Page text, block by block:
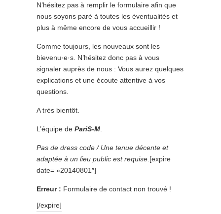
N’hésitez pas à remplir le formulaire afin que
nous soyons paré à toutes les éventualités et
plus à même encore de vous accueillir !
Comme toujours, les nouveaux sont les
bievenu·e·s. N’hésitez donc pas à vous
signaler auprès de nous : Vous aurez quelques
explications et une écoute attentive à vos
questions.
A très bientôt.
L’équipe de PariS-M
Pas de dress code / Une tenue décente et
adaptée à un lieu public est requise [expire
date= »20140801″]
Erreur : Formulaire de contact non trouvé !
[/expire]